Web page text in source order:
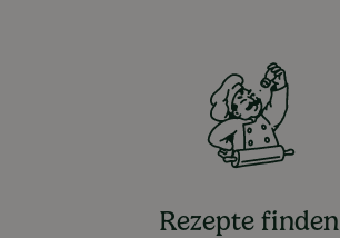
Rezepte finden